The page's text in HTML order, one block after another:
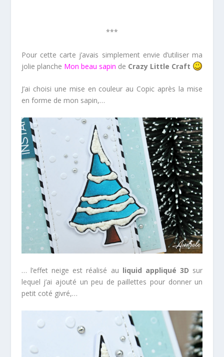
***
Pour cette carte j’avais simplement envie d’utiliser ma
jolie planche Mon beau sapin de Crazy Little Craft
J’ai choisi une mise en couleur au Copic après la mise
en forme de mon sapin,…
… l’effet neige est réalisé au liquid appliqué 3D sur
lequel j’ai ajouté un peu de paillettes pour donner un
petit coté givré,…